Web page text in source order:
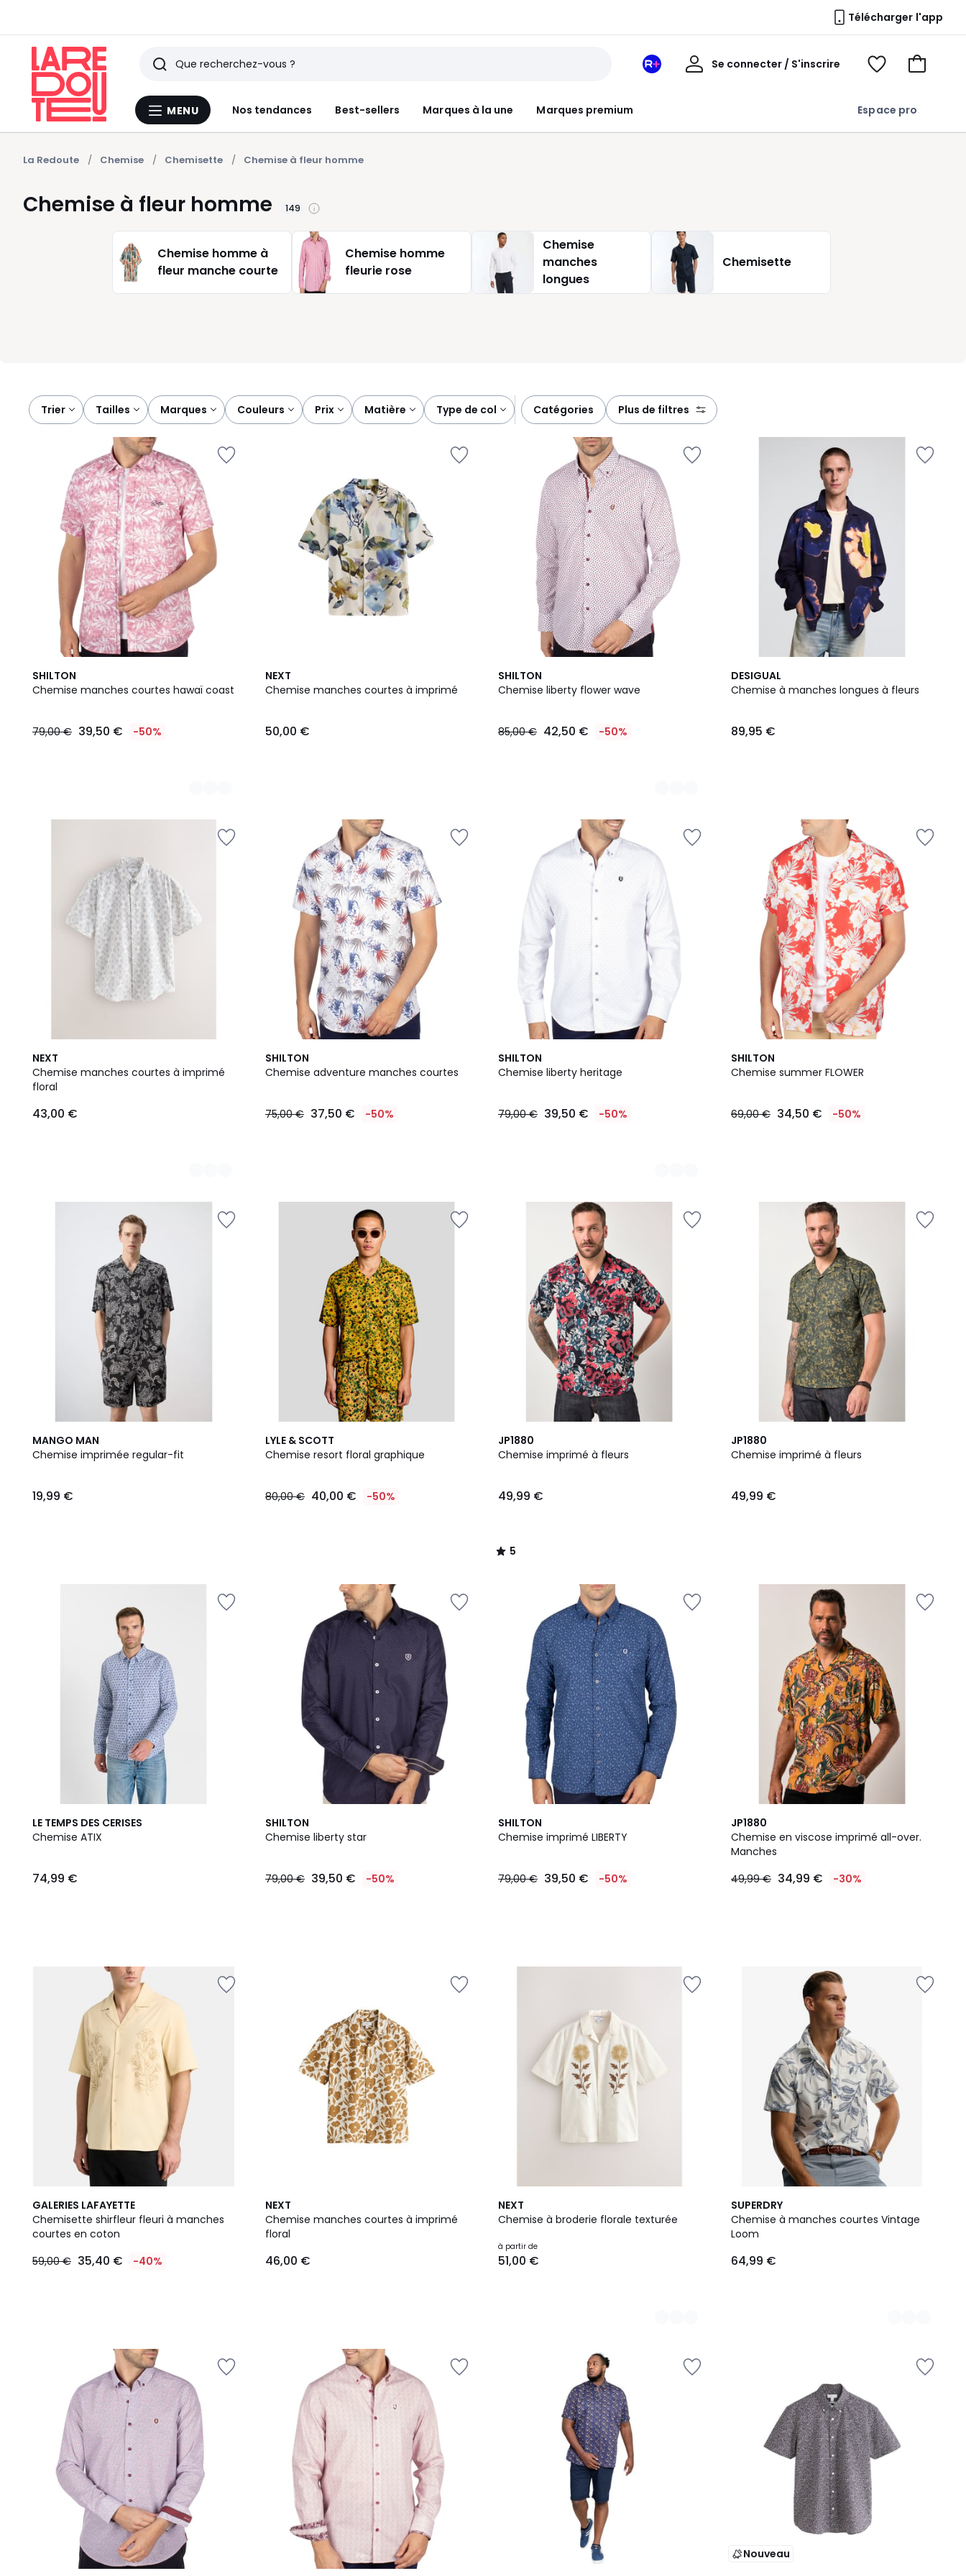
Télécharger l'app
Menu
MENU Nos tendances Best-sellers Marques à la une Marques premium Espace pro
Rechercher
Derniers
articles
vus
Mon
Se connecter / S'inscrire
Mon
Voir
Voir
La Redoute Chemise Chemisette Chemise à fleur homme
Chemise à fleur homme 149
Chemise homme à
fleur manche courte
Chemise homme
fleurie rose
Chemise
manches
longues
Chemisette
Trier tailles marques couleurs prix matière type de col catégories plus de filtres
SHILTON
Chemise manches courtes hawaï coast
€
50%
79,00 € 39,50 € -50%
4
Couleurs
NEXT
Chemise manches courtes à imprimé
50,00 €
SHILTON
Chemise liberty flower wave
85,00 € 42,50 € -50%
2
Couleurs
DESIGUAL
Chemise à manches longues à fleurs
89,95 €
NEXT
Chemise manches courtes à imprimé
floral
43,00 €
2
Couleurs
SHILTON
Chemise adventure manches courtes
75,00 € 37,50 € -50%
SHILTON
Chemise liberty heritage
79,00 € 39,50 € -50%
2
Couleurs
SHILTON
Chemise summer FLOWER
69,00 € 34,50 € -50%
MANGO MAN
Chemise imprimée regular-fit
19,99 €
LYLE & SCOTT
Chemise resort floral graphique
80,00 € 40,00 € -50%
JP1880
Chemise imprimé à fleurs
49,99 €
5
/
5
/
JP1880
Chemise imprimé à fleurs
49,99 €
LE TEMPS DES CERISES
Chemise ATIX
74,99 €
SHILTON
Chemise liberty star
79,00 € 39,50 € -50%
SHILTON
Chemise imprimé LIBERTY
79,00 € 39,50 € -50%
JP1880
Chemise en viscose imprimé all-over.
Manches
49,99 € 34,99 € -30%
GALERIES LAFAYETTE
Chemisette shirfleur fleuri à manches
courtes en coton
59,00 € 35,40 € -40%
NEXT
Chemise manches courtes à imprimé
floral
46,00 €
NEXT
Chemise à broderie florale texturée
à partir de
51,00 €
2
Couleurs
SUPERDRY
Chemise à manches courtes Vintage
Loom
64,99 €
3
Couleurs
Nouveau